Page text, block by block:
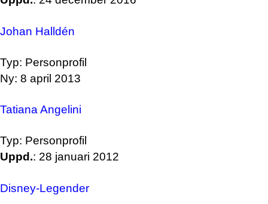
Johan Halldén
Typ: Personprofil
Ny: 8 april 2013
Tatiana Angelini
Typ: Personprofil
Uppd.: 28 januari 2012
Disney-Legender